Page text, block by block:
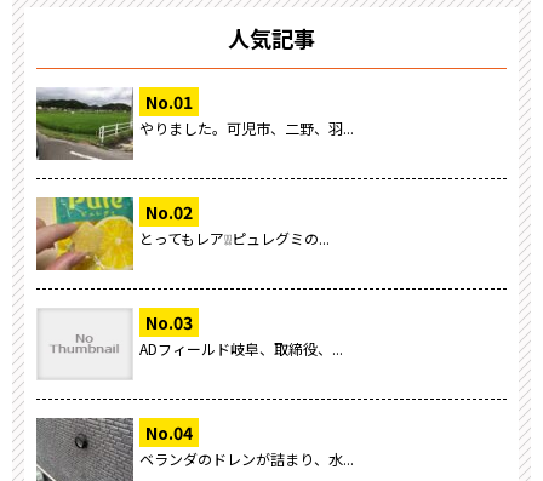
人気記事
やりました。可児市、二野、羽...
とってもレア❕❕ピュレグミの...
ADフィールド岐阜、取締役、...
ベランダのドレンが詰まり、水...